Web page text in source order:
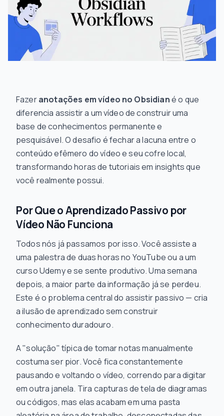
Fazeranotações em vídeo no Obsidiané o que
diferencia assistir a um vídeo de construir uma
base de conhecimentos permanente e
pesquisável. O desafio é fechar a lacuna entre o
conteúdo efêmero do vídeo e seu cofre local,
transformando horas de tutoriais em insights que
você realmente possui.
Por Que o Aprendizado Passivo por
Vídeo Não Funciona
Todos nós já passamos por isso. Você assiste a
uma palestra de duas horas no YouTube ou a um
curso Udemy e se sente produtivo. Uma semana
depois, a maior parte da informação já se perdeu.
Este é o problema central do assistir passivo — cria
a ilusão de aprendizado sem construir
conhecimento duradouro.
A "solução" típica de tomar notas manualmente
costuma ser pior. Você fica constantemente
pausando e voltando o vídeo, correndo para digitar
em outra janela. Tira capturas de tela de diagramas
ou códigos, mas elas acabam em uma pasta